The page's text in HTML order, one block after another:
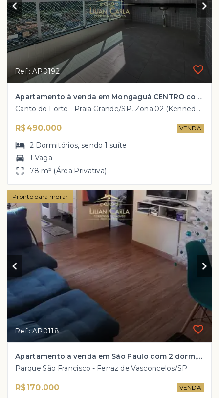
Ref.: AP0192
Apartamento à venda em Mongaguá CENTRO com 2 dorm, 1 Suíte, Sala ampla dois ambientes por APENAS R$ 490 mil!!!
Canto do Forte - Praia Grande/SP, Zona 02 (Kennedy até a pista)
R$490.000 VENDA
2 Dormitórios, sendo1 suíte
1 Vaga
78 m² (Área Privativa)
Pronto para morar
Ref.: AP0118
Apartamento à venda em São Paulo com 2 dorm, 1 wc por APENAS R$ 170 mil!
Parque São Francisco - Ferraz de Vasconcelos/SP
R$170.000 VENDA